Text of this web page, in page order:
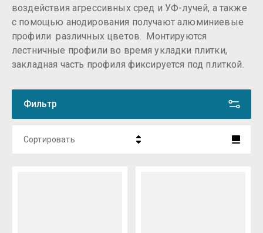
воздействия агрессивных сред и УФ-лучей, а также
с помощью анодирования получают алюминиевые
профили различных цветов. Монтируются
лестничные профили во время укладки плитки,
закладная часть профиля фиксируется под плиткой.
Фильтр
Сортировать